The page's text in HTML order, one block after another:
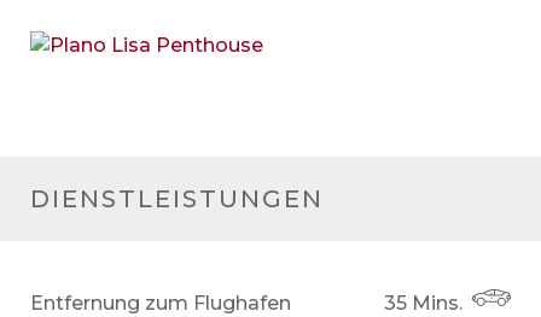
DIENSTLEISTUNGEN
Entfernung zum Flughafen 35 Mins.